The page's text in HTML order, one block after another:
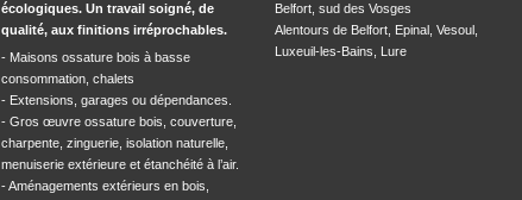
écologiques. Un travail soigné, de
qualité, aux finitions irréprochables.
- Maisons ossature bois à basse
consommation, chalets
- Extensions, garages ou dépendances.
- Gros œuvre ossature bois, couverture,
charpente, zinguerie, isolation naturelle,
menuiserie extérieure et étanchéité à l’air.
- Aménagements extérieurs en bois,
Belfort, sud des Vosges
Alentours de Belfort, Epinal, Vesoul,
Luxeuil-les-Bains, Lure